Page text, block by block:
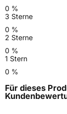
0 %
3 Sterne
0 %
2 Sterne
0 %
1 Stern
0 %
Für dieses